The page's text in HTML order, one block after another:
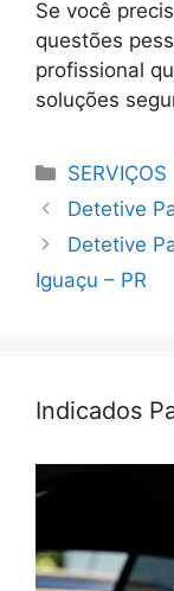
Se você
questões
profissional
soluções
Categorias
SERVIÇOS
Detetive
Detetive
Iguaçu – PR
Indicados